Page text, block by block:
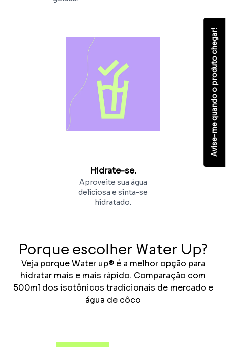
Hidrate-se.
Aproveite sua água
deliciosa e sinta-se
hidratado.
Porque escolher Water Up?
Veja porque Water up® é a melhor opção para
hidratar mais e mais rápido. Comparação com
500ml dos isotônicos tradicionais de mercado e
água de côco
Avise-me quando o produto chegar!